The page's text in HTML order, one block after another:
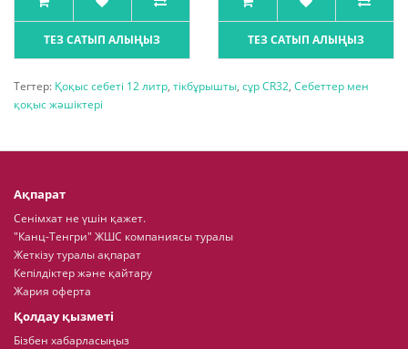
ТЕЗ САТЫП АЛЫҢЫЗ ТЕЗ САТЫП АЛЫҢЫЗ
Тегтер: Қоқыс себеті 12 литр, тікбұрышты, сұр CR32, Себеттер мен
қоқыс жәшіктері
Ақпарат
Сенімхат не үшін қажет.
"Канц-Тенгри" ЖШС компаниясы туралы
Жеткізу туралы ақпарат
Кепілдіктер және қайтару
Жария оферта
Қолдау қызметі
Бізбен хабарласыңыз